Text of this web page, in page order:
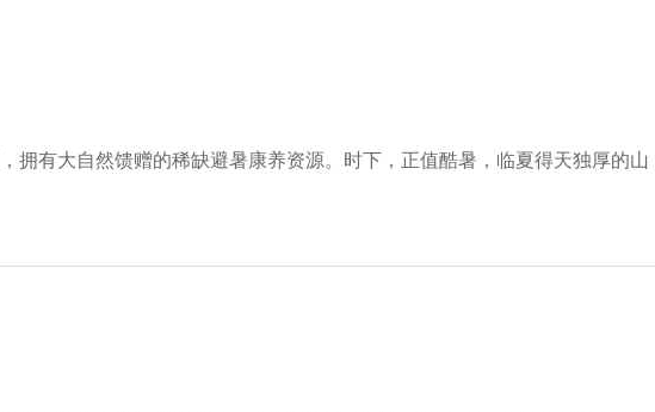
有大自然馈赠的稀缺避暑康养资源。时下，正值酷暑，临夏得天独厚的山